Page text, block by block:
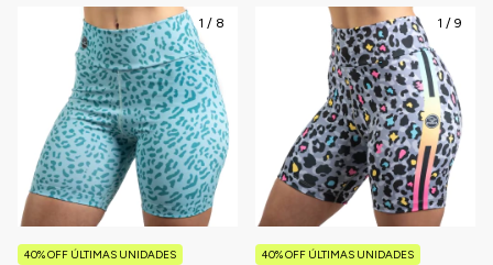
1 / 8
40% OFF ÚLTIMAS UNIDADES
1 / 9
40% OFF ÚLTIMAS UNIDADES